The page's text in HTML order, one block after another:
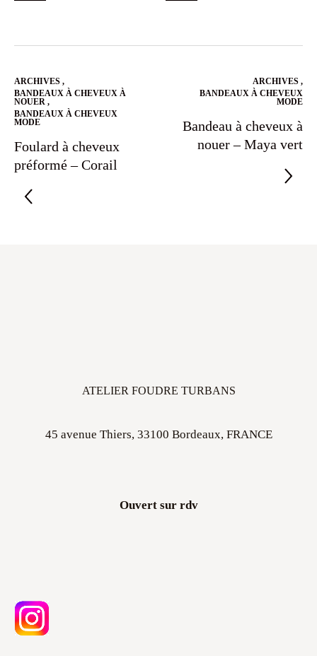
ARCHIVES ,
BANDEAUX À CHEVEUX À
NOUER ,
BANDEAUX À CHEVEUX
MODE
Foulard à cheveux
préformé – Corail
ARCHIVES ,
BANDEAUX À CHEVEUX
MODE
Bandeau à cheveux à
nouer – Maya vert
ATELIER FOUDRE TURBANS
45 avenue Thiers, 33100 Bordeaux, FRANCE
Ouvert sur rdv